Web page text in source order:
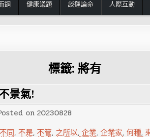
鋼 健康議題 談運論命 人際互動
標籤: 將有
景氣!
on 20230828
不同, 不是, 不管, 之所以, 企業, 企業家, 何種,